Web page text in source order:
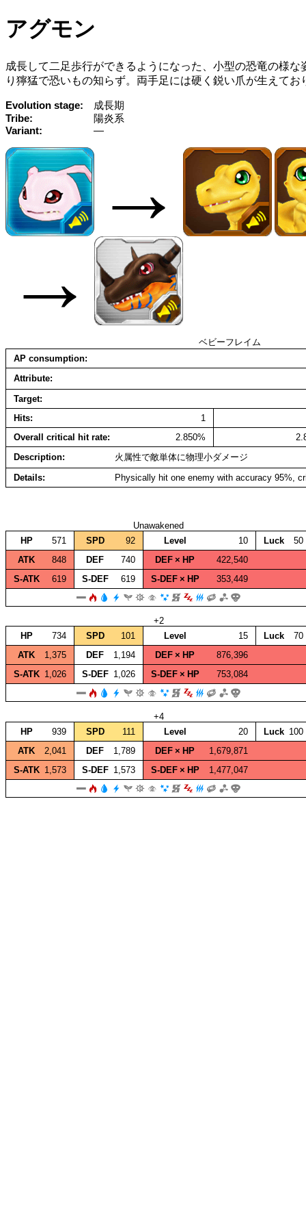
アグモン
成長して二足歩行ができるようになった、小型の恐竜の様
り獰猛で恐いもの知らず。両手足には硬く鋭い爪が生えて
Evolution stage
成長期
Tribe
陽炎系
Variant
—
→
→
ベビーフレイム
AP consumption
Attribute
Target
Hits
1
Overall critical hit rate
2.850%
Description
火属性で敵単体に物理小ダメージ
Details
Physically hit one enemy with accuracy 95%,
Unawakened
HP
571 SPD 92 Level 10 Luck
50
ATK
848 DEF 740 DEF × HP
422,540
S‑ATK
619 S‑DEF 619 S‑DEF × HP 353,449
+2
HP
734 SPD 101 Level 15 Luck
70
ATK
1,375 DEF 1,194 DEF × HP
876,396
S‑ATK 1,026 S‑DEF 1,026 S‑DEF × HP 753,084
+4
HP
939 SPD 111 Level 20 Luck 100
ATK
2,041 DEF 1,789 DEF × HP
1,679,871
S‑ATK 1,573 S‑DEF 1,573 S‑DEF × HP 1,477,047